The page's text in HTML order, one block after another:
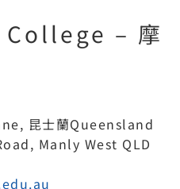
– 摩
昆士蘭Queensland
Manly West QLD